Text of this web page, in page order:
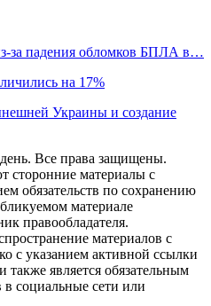
за падения обломков БПЛА в…
на 17%
Украины и создание
Все права защищены.
сторонние материалы с
обязательств по сохранению
материале
правообладателя.
материалов с
с указанием активной ссылки
является обязательным
социальные сети или